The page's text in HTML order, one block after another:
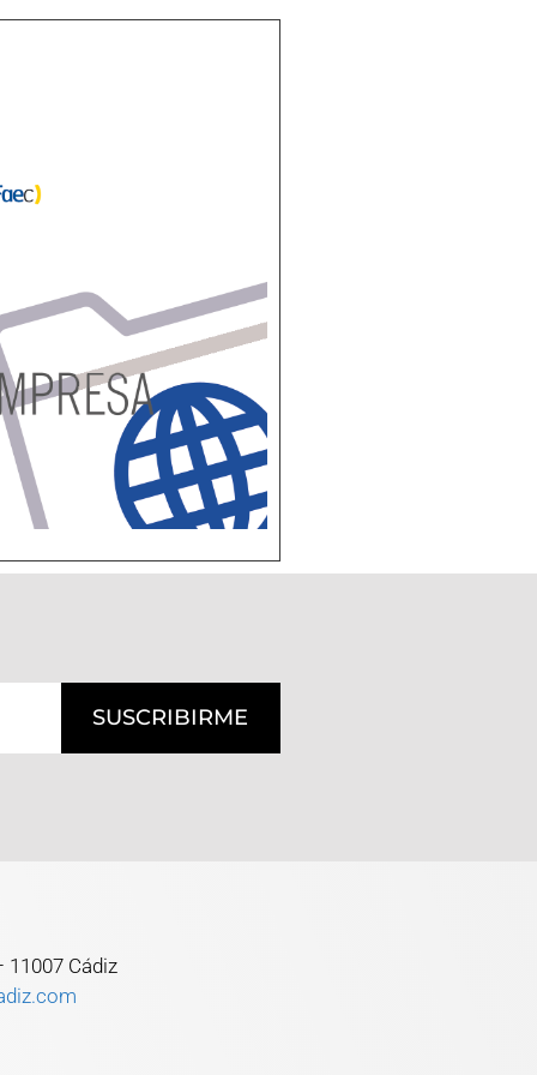
SUSCRIBIRME
11007 Cádiz